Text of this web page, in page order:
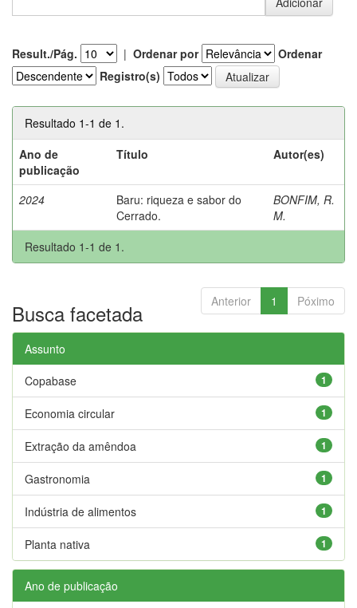
Result./Pág. | Ordenar por
Ordenar
Registro(s)
Resultado 1-1 de 1.
Ano de
publicação
Título Autor(es)
2024
Baru: riqueza e sabor do
Cerrado.
BONFIM, R.
M.
Resultado 1-1 de 1.
Anterior 1 Póximo
Busca facetada
Assunto
1
Copabase
1
Economia circular
1
Extração da amêndoa
1
Gastronomia
1
Indústria de alimentos
1
Planta nativa
Ano de publicação